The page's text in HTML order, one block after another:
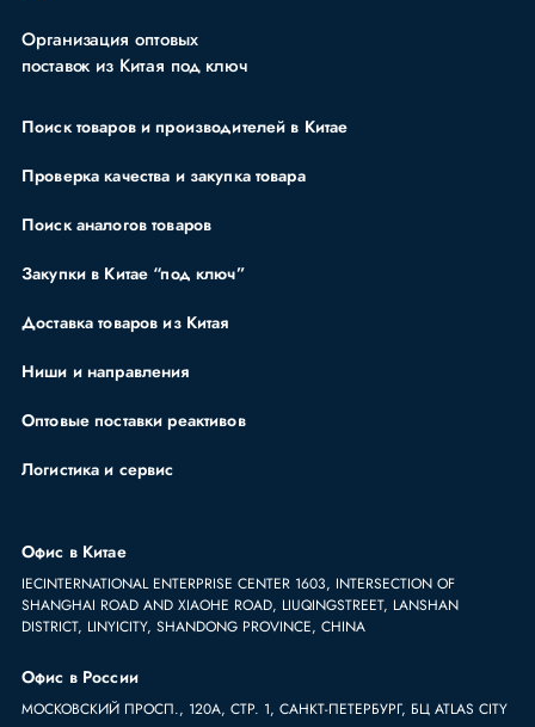
Организация оптовых
поставок из Китая под ключ
Поиск товаров и производителей в Китае
Проверка качества и закупка товара
Поиск аналогов товаров
Закупки в Китае “под ключ”
Доставка товаров из Китая
Ниши и направления
Оптовые поставки реактивов
Логистика и сервис
Офис в Китае
IECINTERNATIONAL ENTERPRISE CENTER 1603, INTERSECTION OF
SHANGHAI ROAD AND XIAOHE ROAD, LIUQINGSTREET, LANSHAN
DISTRICT, LINYICITY, SHANDONG PROVINCE, CHINA
Офис в России
МОСКОВСКИЙ ПРОСП., 120А, СТР. 1, САНКТ-ПЕТЕРБУРГ, БЦ ATLAS CITY